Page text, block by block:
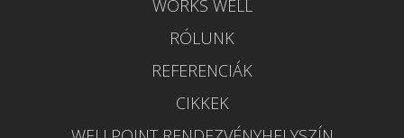
WORKS WELL
RÓLUNK
REFERENCIÁK
CIKKEK